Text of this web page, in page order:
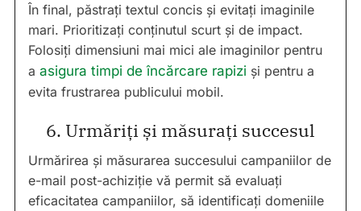
În final, păstrați textul concis și evitați imaginile
mari. Prioritizați conținutul scurt și de impact.
Folosiți dimensiuni mai mici ale imaginilor pentru
a asigura timpi de încărcare rapizi și pentru a
evita frustrarea publicului mobil.
6. Urmăriți și măsurați succesul
Urmărirea și măsurarea succesului campaniilor de
e-mail post-achiziție vă permit să evaluați
eficacitatea campaniilor, să identificați domeniile